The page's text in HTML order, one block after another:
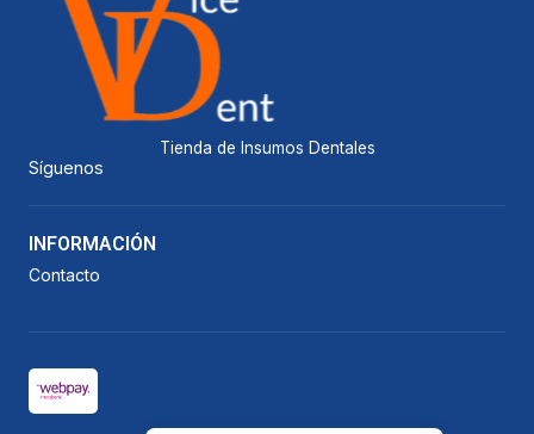
Tienda de Insumos Dentales
Síguenos
INFORMACIÓN
Contacto